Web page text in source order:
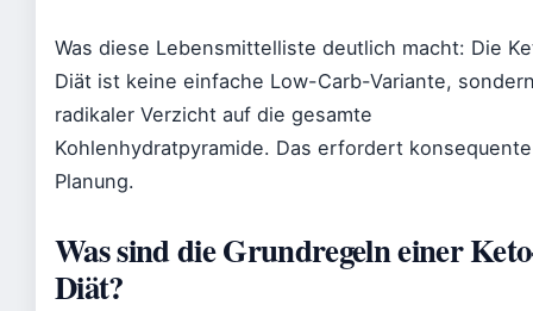
Was diese Lebensmittelliste deutlich macht: Die
Diät ist keine einfache Low-Carb-Variante,
radikaler Verzicht auf die gesamte
Kohlenhydratpyramide. Das erfordert konsequente
Planung.
Was sind die Grundregeln einer
Diät?